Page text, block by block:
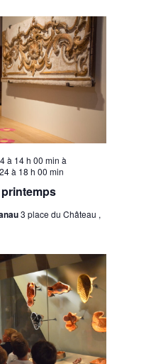
à 14 h 00 min à
à 18 h 00 min
3 place du Château ,